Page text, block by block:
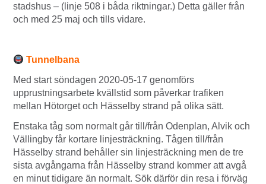
stadshus – (linje 508 i båda riktningar.) Detta gäller från
och med 25 maj och tills vidare.
Tunnelbana
Med start söndagen 2020-05-17 genomförs
upprustningsarbete kvällstid som påverkar trafiken
mellan Hötorget och Hässelby strand på olika sätt.
Enstaka tåg som normalt går till/från Odenplan, Alvik och
Vällingby får kortare linjesträckning. Tågen till/från
Hässelby strand behåller sin linjesträckning men de tre
sista avgångarna från Hässelby strand kommer att avgå
en minut tidigare än normalt. Sök därför din resa i förväg